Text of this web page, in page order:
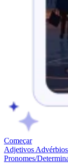
Começar
Adjetivos Advérbios
Pronomes/